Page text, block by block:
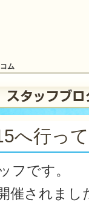
ム
へ行っ
フです。
催されまし